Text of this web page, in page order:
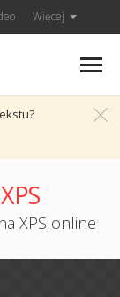
Więcej
XPS online